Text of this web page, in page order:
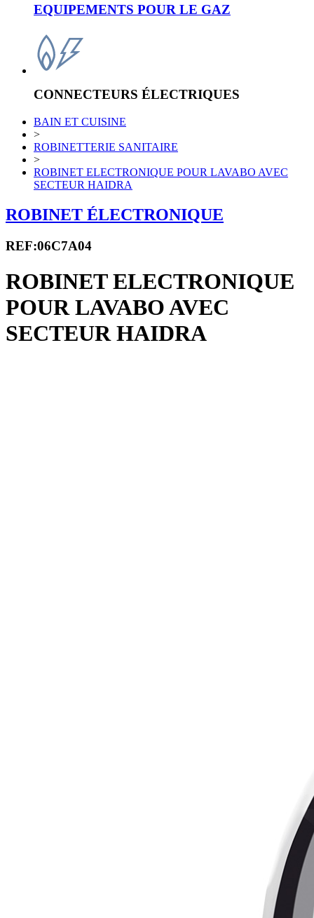
EQUIPEMENTS POUR LE GAZ
CONNECTEURS ÉLECTRIQUES
BAIN ET CUISINE
>
ROBINETTERIE SANITAIRE
>
ROBINET ELECTRONIQUE POUR LAVABO AVEC
SECTEUR HAIDRA
ROBINET ÉLECTRONIQUE
REF:06C7A04
ROBINET ELECTRONIQUE
POUR LAVABO AVEC
SECTEUR HAIDRA